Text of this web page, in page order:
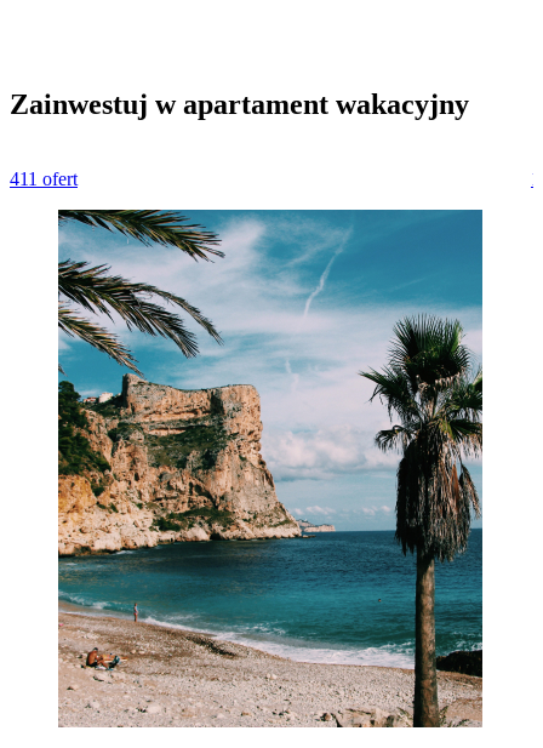
Zainwestuj w apartament wakacyjny
411 ofert